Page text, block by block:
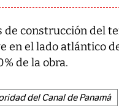
de construcción del
en el lado atlántico
de la obra.
del Canal de Panamá